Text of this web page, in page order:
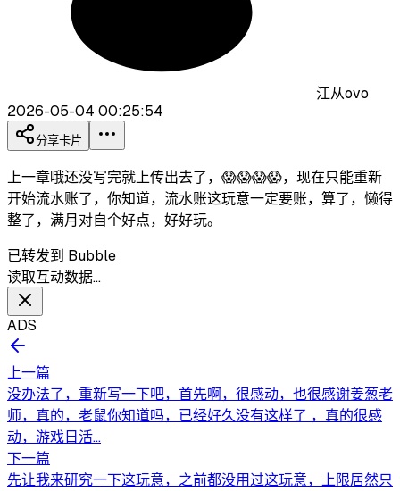
江从ovo
2026-05-04 00:25:54
分享卡片
上一章哦还没写完就上传出去了，😱😱😱😱，现在只能重新
开始流水账了，你知道，流水账这玩意一定要账，算了，懒得
整了，满月对自个好点，好好玩。
已转发到 Bubble
读取互动数据…
ADS
上一篇
没办法了，重新写一下吧，首先啊，很感动，也很感谢姜葱老
师，真的，老鼠你知道吗，已经好久没有这样了 ，真的很感
动，游戏日活...
下一篇
先让我来研究一下这玩意，之前都没用过这玩意，上限居然只